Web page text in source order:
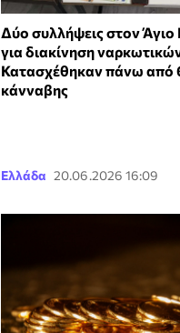
Δύο συλλήψεις στον
για διακίνηση
Κατασχέθηκαν πάνω από
κάνναβης
Ελλάδα 20.06.2026 16:09